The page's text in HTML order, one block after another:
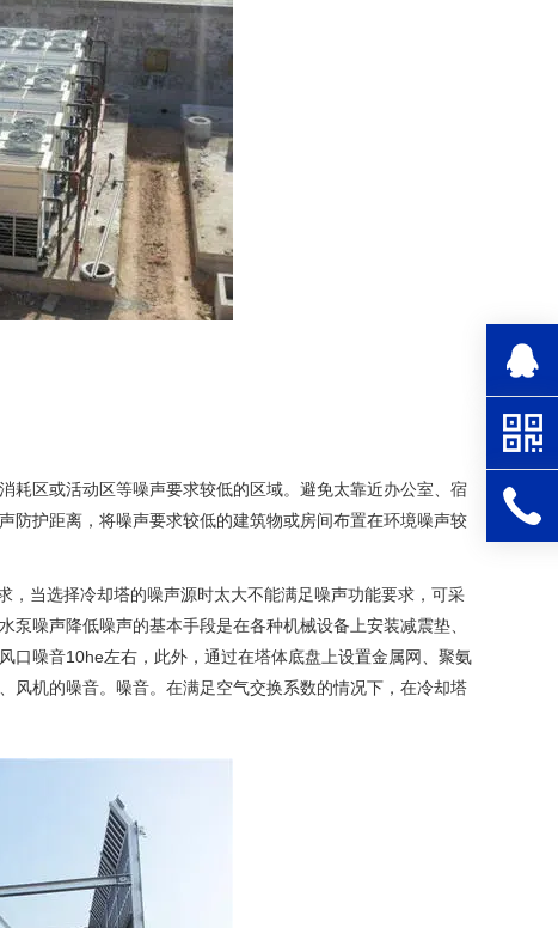
区或活动区等噪声要求较低的区域。避免太靠近办公室、宿
防护距离，将噪声要求较低的建筑物或房间布置在环境噪声较
当选择冷却塔的噪声源时太大不能满足噪声功能要求，可采
噪声降低噪声的基本手段是在各种机械设备上安装减震垫、
口噪音10he左右，此外，通过在塔体底盘上设置金属网、聚氨
风机的噪音。噪音。在满足空气交换系数的情况下，在冷却塔